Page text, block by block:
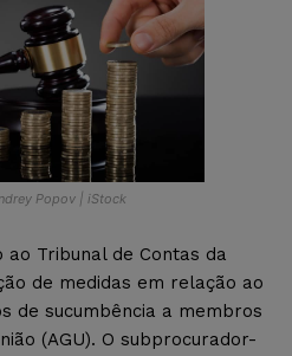
Popov | iStock
ao Tribunal de Contas da
de medidas em relação ao
de sucumbência a membros
(AGU). O subprocurador-